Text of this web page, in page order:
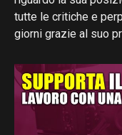
tutte le critiche e
giorni grazie al suo